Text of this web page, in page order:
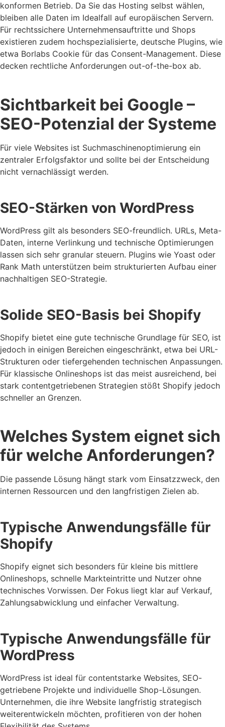
konformen Betrieb. Da Sie das Hosting selbst wählen,
bleiben alle Daten im Idealfall auf europäischen Servern.
Für rechtssichere Unternehmensauftritte und Shops
existieren zudem hochspezialisierte, deutsche Plugins, wie
etwa Borlabs Cookie für das Consent-Management. Diese
decken rechtliche Anforderungen out-of-the-box ab.
Sichtbarkeit bei Google –
SEO-Potenzial der Systeme
Für viele Websites ist Suchmaschinenoptimierung ein
zentraler Erfolgsfaktor und sollte bei der Entscheidung
nicht vernachlässigt werden.
SEO-Stärken von WordPress
WordPress gilt als besonders SEO-freundlich. URLs, Meta-
Daten, interne Verlinkung und technische Optimierungen
lassen sich sehr granular steuern. Plugins wie Yoast oder
Rank Math unterstützen beim strukturierten Aufbau einer
nachhaltigen SEO-Strategie.
Solide SEO-Basis bei Shopify
Shopify bietet eine gute technische Grundlage für SEO, ist
jedoch in einigen Bereichen eingeschränkt, etwa bei URL-
Strukturen oder tiefergehenden technischen Anpassungen.
Für klassische Onlineshops ist das meist ausreichend, bei
stark contentgetriebenen Strategien stößt Shopify jedoch
schneller an Grenzen.
Welches System eignet sich
für welche Anforderungen?
Die passende Lösung hängt stark vom Einsatzzweck, den
internen Ressourcen und den langfristigen Zielen ab.
Typische Anwendungsfälle für
Shopify
Shopify eignet sich besonders für kleine bis mittlere
Onlineshops, schnelle Markteintritte und Nutzer ohne
technisches Vorwissen. Der Fokus liegt klar auf Verkauf,
Zahlungsabwicklung und einfacher Verwaltung.
Typische Anwendungsfälle für
WordPress
WordPress ist ideal für contentstarke Websites, SEO-
getriebene Projekte und individuelle Shop-Lösungen.
Unternehmen, die ihre Website langfristig strategisch
weiterentwickeln möchten, profitieren von der hohen